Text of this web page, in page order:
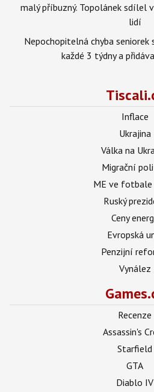
malý příbuzný. Topolánek sdílel
lidí
Nepochopitelná chyba
každé 3 týdny a
Inflace
Ukrajina
Válka na
Migrační
ME ve
Ruský
Ceny
Evropská
Penzijní
Vynález
Recenze
Assassin's
Starfield
GTA
Diablo IV